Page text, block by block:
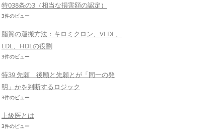
特038条の3（相当な損害額の認定）
3件のビュー
脂質の運搬方法：キロミクロン、VLDL、
LDL、HDLの役割
3件のビュー
特39 先願 後願と先願とが「同一の発
明」かを判断するロジック
3件のビュー
上級医とは
3件のビュー